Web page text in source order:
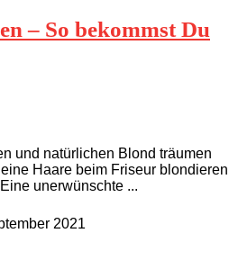
– So bekommst Du
und natürlichen Blond träumen
Haare beim Friseur blondieren
unerwünschte ...
2021